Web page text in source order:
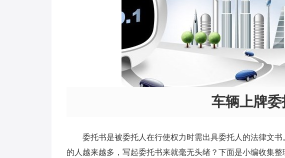
车辆上牌委
委托书是被委托人在行使权力时需出具委托人的法律文
的人越来越多，写起委托书来就毫无头绪？下面是小编收集